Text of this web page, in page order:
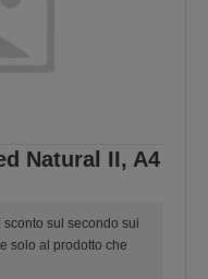
Natural II, A4
sul secondo sui
solo al prodotto che